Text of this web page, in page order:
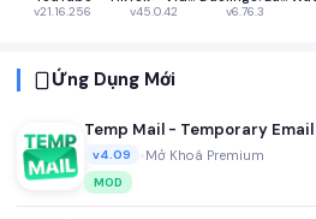
v21.16.256 v45.0.42 v6.76.3
Ứng Dụng Mới
Temp Mail - Temporary Email
v4.09 Mở Khoá Premium
MOD